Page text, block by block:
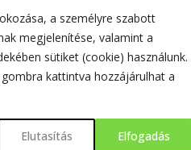
a személyre szabott
megjelenítése, valamint a
sütiket (cookie) használunk.
kattintva hozzájárulhat a
Elutasítás Elfogadás